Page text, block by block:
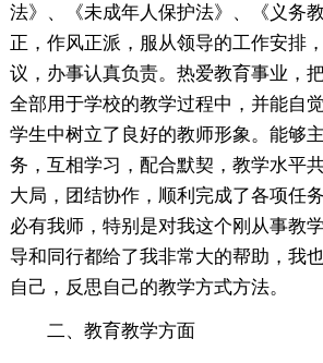
法》、《未成年人保护法》、《义务
正，作风正派，服从领导的工作安排
议，办事认真负责。热爱教育事业，
全部用于学校的教学过程中，并能自
学生中树立了良好的教师形象。能够
务，互相学习，配合默契，教学水平
大局，团结协作，顺利完成了各项任
必有我师，特别是对我这个刚从事教
导和同行都给了我非常大的帮助，我
自己，反思自己的教学方式方法。
二、教育教学方面